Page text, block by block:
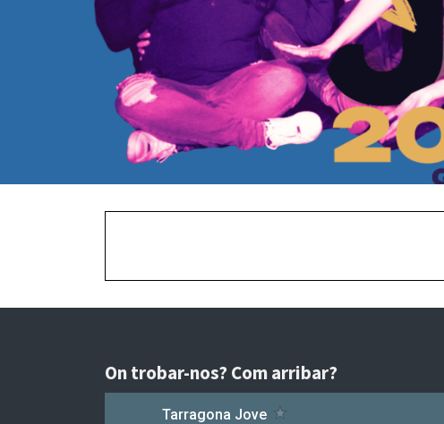
On trobar-nos? Com arribar?